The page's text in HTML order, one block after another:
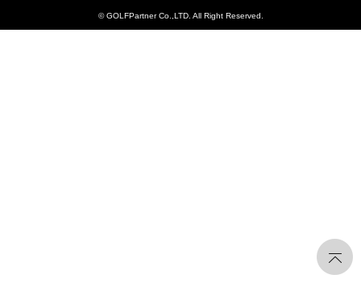
© GOLFPartner Co.,LTD. All Right Reserved.